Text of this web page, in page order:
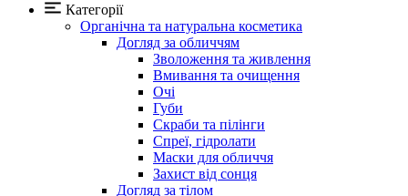
Категорії
Органічна та натуральна косметика
Догляд за обличчям
Зволоження та живлення
Вмивання та очищення
Очі
Губи
Скраби та пілінги
Спреї, гідролати
Маски для обличчя
Захист від сонця
Догляд за тілом